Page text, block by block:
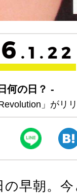
.1.22
何の日？ -
」がリ
早朝。